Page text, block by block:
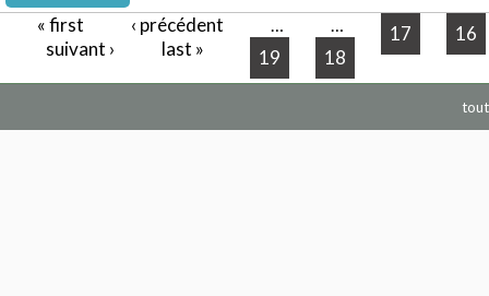
Pages« first ‹ précédent … 16
17
18
19
…
suivant › last »